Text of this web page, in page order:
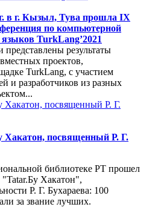
г. в г. Кызыл, Тува прошла IX
по компьютерной
TurkLang’2021
результаты
проектов,
TurkLang, с участием
и разработчиков из разных
Хакатон, посвященный Р. Г.
библиотеке РТ прошел
Хакатон",
Р. Г. Бухараева: 100
за звание лучших.